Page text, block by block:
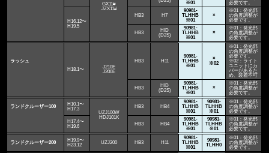
GX11#
JZX11#
※01
必要です。
H16.12〜
H19.5
HB3 H7
90981-
TLHHB
※01
×
※01：発光部
の角度調整が
必要です。
HB3
HID
(D2S)
90981-
TLHHB
※01
×
※01：発光部
の角度調整が
必要です。
ラッシュ
H18.1〜
J210E
J200E
HB3 H11
90981-
TLHHB
※01
×
※02
※01：発光部
の角度調整が
必要です。
※02：ライト
ユニットにカ
バーがあるた
め、装着不可
HB3
HID
(D2S)
90981-
TLHHB
※01
×
※01：発光部
の角度調整が
必要です。
ランドクルーザー100
H10.1〜
H17.3
UZJ100W
HDJ101K
HB3 HB4
90981-
TLHHB
※01
90981-
TLHHB
※01
※01：発光部
の角度調整が
必要です。
H17.4〜
H19.6
HB3 HB4
90981-
TLHHB
※01
90981-
TLHHB
※01
※01：発光部
の角度調整が
必要です。
ランドクルーザー200
H19.9〜
H23.12
UZJ200 HB3 H11
90981-
TLHHB
※01
90981-
TLHH0
※01：発光部
の角度調整が
必要です。